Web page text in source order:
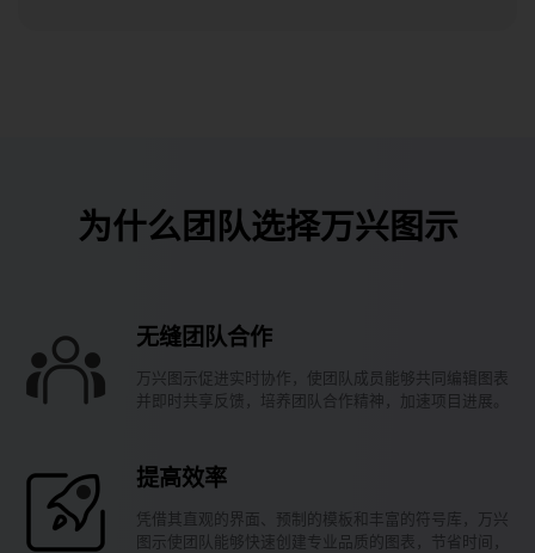
为什么团队选择万兴图示
无缝团队合作
万兴图示促进实时协作，使团队成员能够共同编辑图表
并即时共享反馈，培养团队合作精神，加速项目进展。
提高效率
凭借其直观的界面、预制的模板和丰富的符号库，万兴
图示使团队能够快速创建专业品质的图表，节省时间，